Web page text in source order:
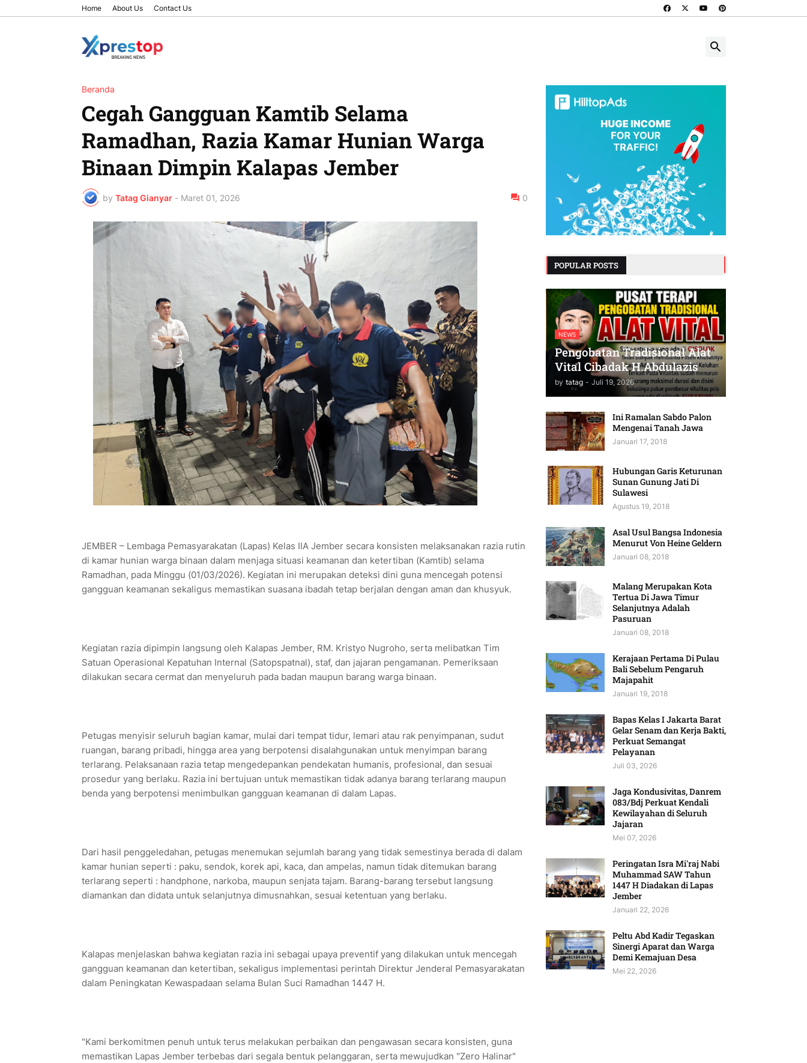
Home About Us Contact Us
Beranda
Cegah Gangguan Kamtib Selama
Ramadhan, Razia Kamar Hunian Warga
Binaan Dimpin Kalapas Jember
by Tatag Gianyar - Maret 01, 2026 0
JEMBER – Lembaga Pemasyarakatan (Lapas) Kelas IIA Jember secara konsisten melaksanakan razia rutin
di kamar hunian warga binaan dalam menjaga situasi keamanan dan ketertiban (Kamtib) selama
Ramadhan, pada Minggu (01/03/2026). Kegiatan ini merupakan deteksi dini guna mencegah potensi
gangguan keamanan sekaligus memastikan suasana ibadah tetap berjalan dengan aman dan khusyuk.
Kegiatan razia dipimpin langsung oleh Kalapas Jember, RM. Kristyo Nugroho, serta melibatkan Tim
Satuan Operasional Kepatuhan Internal (Satopspatnal), staf, dan jajaran pengamanan. Pemeriksaan
dilakukan secara cermat dan menyeluruh pada badan maupun barang warga binaan.
Petugas menyisir seluruh bagian kamar, mulai dari tempat tidur, lemari atau rak penyimpanan, sudut
ruangan, barang pribadi, hingga area yang berpotensi disalahgunakan untuk menyimpan barang
terlarang. Pelaksanaan razia tetap mengedepankan pendekatan humanis, profesional, dan sesuai
prosedur yang berlaku. Razia ini bertujuan untuk memastikan tidak adanya barang terlarang maupun
benda yang berpotensi menimbulkan gangguan keamanan di dalam Lapas.
Dari hasil penggeledahan, petugas menemukan sejumlah barang yang tidak semestinya berada di dalam
kamar hunian seperti : paku, sendok, korek api, kaca, dan ampelas, namun tidak ditemukan barang
terlarang seperti : handphone, narkoba, maupun senjata tajam. Barang-barang tersebut langsung
diamankan dan didata untuk selanjutnya dimusnahkan, sesuai ketentuan yang berlaku.
Kalapas menjelaskan bahwa kegiatan razia ini sebagai upaya preventif yang dilakukan untuk mencegah
gangguan keamanan dan ketertiban, sekaligus implementasi perintah Direktur Jenderal Pemasyarakatan
dalam Peningkatan Kewaspadaan selama Bulan Suci Ramadhan 1447 H.
"Kami berkomitmen penuh untuk terus melakukan perbaikan dan pengawasan secara konsisten, guna
memastikan Lapas Jember terbebas dari segala bentuk pelanggaran, serta mewujudkan "Zero Halinar"
POPULAR POSTS
NEWS
Pengobatan Tradisional Alat
Vital Cibadak H.Abdulazis
by tatag - Juli 19, 2026
Ini Ramalan Sabdo Palon
Mengenai Tanah Jawa
Januari 17, 2018
Hubungan Garis Keturunan
Sunan Gunung Jati Di
Sulawesi
Agustus 19, 2018
Asal Usul Bangsa Indonesia
Menurut Von Heine Geldern
Januari 08, 2018
Malang Merupakan Kota
Tertua Di Jawa Timur
Selanjutnya Adalah
Pasuruan
Januari 08, 2018
Kerajaan Pertama Di Pulau
Bali Sebelum Pengaruh
Majapahit
Januari 19, 2018
Bapas Kelas I Jakarta Barat
Gelar Senam dan Kerja Bakti,
Perkuat Semangat
Pelayanan
Juli 03, 2026
Jaga Kondusivitas, Danrem
083/Bdj Perkuat Kendali
Kewilayahan di Seluruh
Jajaran
Mei 07, 2026
Peringatan Isra Mi'raj Nabi
Muhammad SAW Tahun
1447 H Diadakan di Lapas
Jember
Januari 22, 2026
Peltu Abd Kadir Tegaskan
Sinergi Aparat dan Warga
Demi Kemajuan Desa
Mei 22, 2026